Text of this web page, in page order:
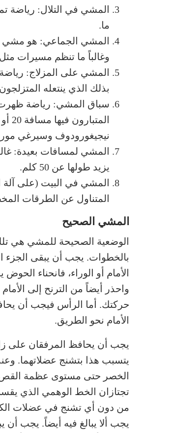
المشي في التلال: رياضة
ما.
المشي الجماعي: هو مشي
وغالباً ما تنظم مسيرات
بذلك الذي ينتعله
نيجيغورودوف وسيرغي
المشي لمسافات بعيدة:
يزيد طولها عن 50 كلم.
المشي في البيت (على
المتناول عن الطرقات
المشي الصحيح
الوضعية الصحيحة للمشي هي
بالخطوات. يجب أن يبقى
الأمام أو الوراء، فانحناء
واحذر أيضاً من الترنح إلى
حركتك. أما الرأس فيجب أن
الأمام نحو الطريق.
يتسبب هذا بتشنج عضلاتهما.
الخصر حتى مستوى عظمة القص
تجتازان الخط الوهمي الذي
من دون أي تشنج في عضلات
يجب ألا يبالغ فيه أيضاً. يجب أن